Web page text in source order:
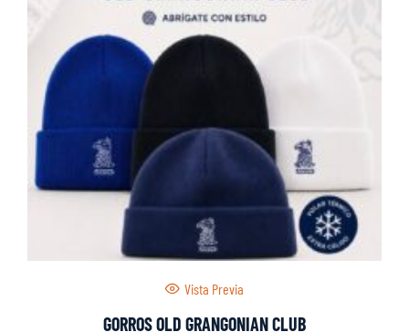
Vista Previa
GORROS OLD GRANGONIAN CLUB